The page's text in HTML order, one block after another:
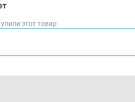
этот товар